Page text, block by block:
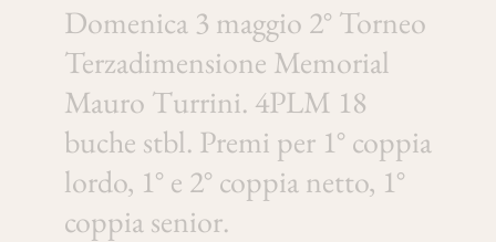
Domenica 3 maggio 2° Torneo
Terzadimensione Memorial
Mauro Turrini. 4PLM 18
buche stbl. Premi per 1° coppia
lordo, 1° e 2° coppia netto, 1°
coppia senior.